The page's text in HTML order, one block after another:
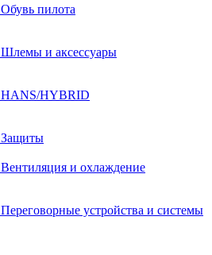
Обувь пилота
Шлемы и аксессуары
HANS/HYBRID
Защиты
Вентиляция и охлаждение
Переговорные устройства и системы